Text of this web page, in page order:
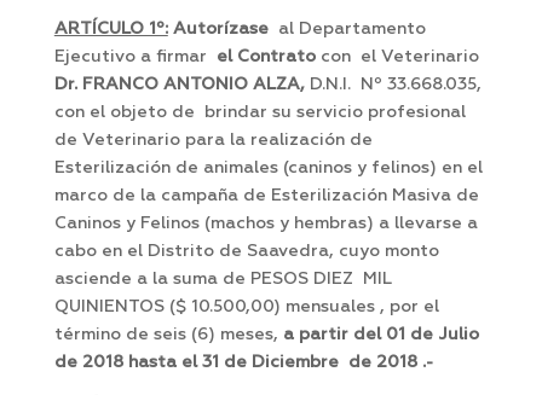
ARTÍCULO 1º: Autorízase al Departamento
Ejecutivo a firmar el Contrato con el Veterinario
Dr. FRANCO ANTONIO ALZA, D.N.I. Nº 33.668.035,
con el objeto de brindar su servicio profesional
de Veterinario para la realización de
Esterilización de animales (caninos y felinos) en el
marco de la campaña de Esterilización Masiva de
Caninos y Felinos (machos y hembras) a llevarse a
cabo en el Distrito de Saavedra, cuyo monto
asciende a la suma de PESOS DIEZ MIL
QUINIENTOS ($ 10.500,00) mensuales , por el
término de seis (6) meses, a partir del 01 de Julio
de 2018 hasta el 31 de Diciembre de 2018 .-